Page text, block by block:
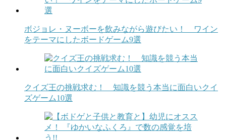
ボジョレ・ヌーボーを飲みながら遊びたい！ ワイン
をテーマにしたボードゲーム9選
クイズ王の挑戦求む！ 知識を競う本当に面白いクイ
ズゲーム10選